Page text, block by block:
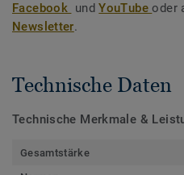
Facebook undYouTubeoder
Newsletter.
Technische Daten
Technische Merkmale &
Gesamtstärke